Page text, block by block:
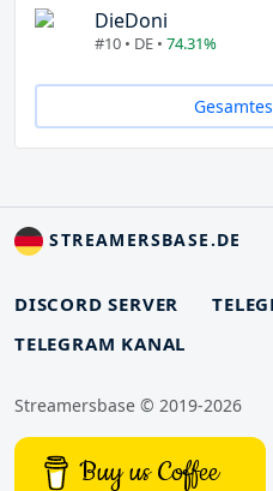
DieDoni
#10 • DE • 74.31%
STREAMERSBASE.DE
DISCORD SERVER
TELEGRAM KANAL
Streamersbase © 2019-2026
Buy us Coffee